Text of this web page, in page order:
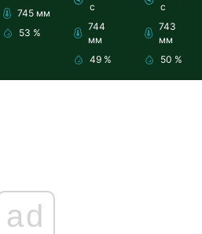
745 мм
53 %
с
744
мм
49 %
с
743
мм
50 %
ad